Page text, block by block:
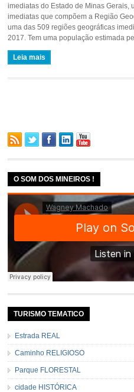
imediatas do Estado de Minas Gerais,
imediatas que compõem a Região
uma das 509 regiões geográficas
2017. Tem uma população estimada
Leia mais
O SOM DOS MINEIROS !
TURISMO TEMATICO
Estrada REAL
Caminho RELIGIOSO
Parque FLORESTAL
cidade HISTÓRICA